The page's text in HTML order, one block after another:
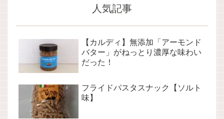
人気記事
【カルディ】無添加「アーモンド
バター」がねっとり濃厚な味わい
だった！
フライドパスタスナック【ソルト
味】